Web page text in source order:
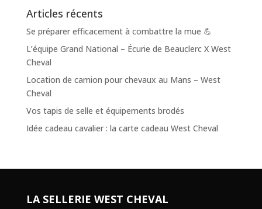
Articles récents
Se préparer efficacement à combattre la mue 💪
L’équipe Grand National – Écurie de Beauclerc X West
Cheval
Location de camion pour chevaux au Mans – West
Cheval
Vos tapis de selle et équipements brodés
Idée cadeau cavalier : la carte cadeau West Cheval
LA SELLERIE WEST CHEVAL